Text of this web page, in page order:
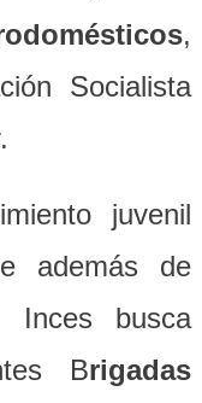
,
Socialista
juvenil
además de
Inces busca
Brigadas